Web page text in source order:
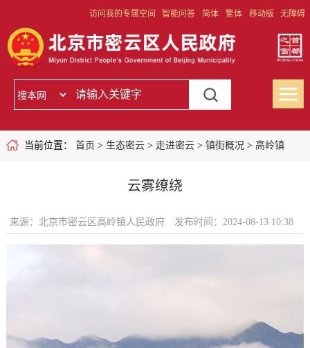
访问我的专属空间 智能问答 简体 繁体 移动版 无障碍
当前位置： 首页 > 生态密云> 走进密云> 镇街概况 > 高岭镇
云雾缭绕
来源：北京市密云区高岭镇人民政府 发布时间：2024-08-13 10:38